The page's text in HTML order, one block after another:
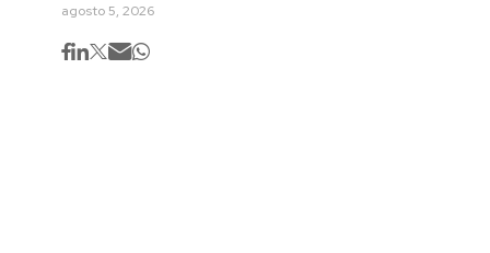
agosto 5, 2026